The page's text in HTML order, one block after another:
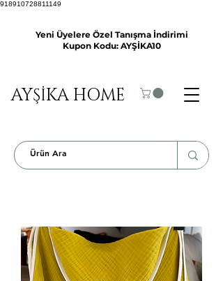
918910728811149
Yeni Üyelere Özel Tanışma İndirimi
Kupon Kodu: AYŞİKA10
AYŞİKA HOME